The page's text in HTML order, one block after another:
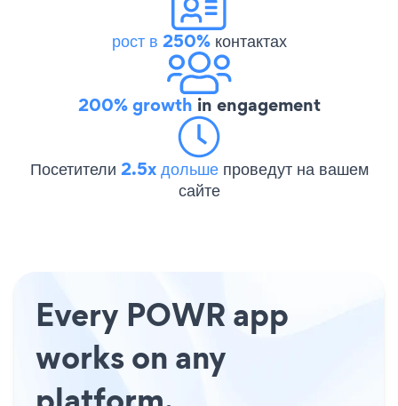
рост в 250%контактах
200% growth in engagement
Посетители 2.5x дольше проведут на вашем
сайте
Every POWR app
works on any